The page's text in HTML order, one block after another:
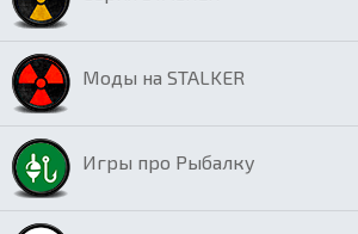
Моды на STALKER
Игры про Рыбалку